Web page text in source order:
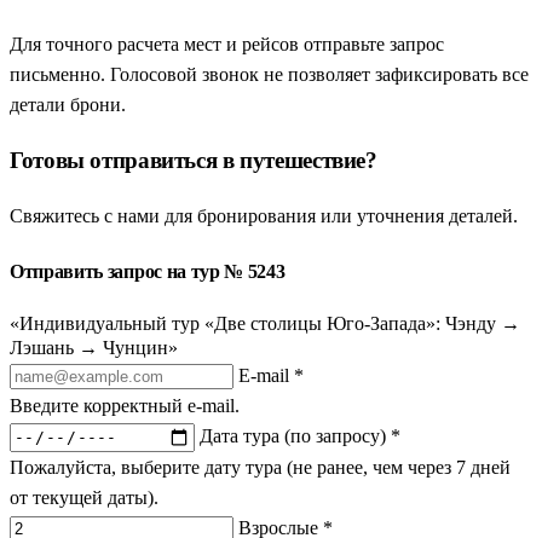
Для точного расчета мест и рейсов отправьте запрос
письменно. Голосовой звонок не позволяет зафиксировать все
детали брони.
Готовы отправиться в путешествие?
Свяжитесь с нами для бронирования или уточнения деталей.
Отправить запрос на тур № 5243
«Индивидуальный тур «Две столицы Юго-Запада»: Чэнду →
Лэшань → Чунцин»
E-mail *
Введите корректный e-mail.
Дата тура (по запросу) *
Пожалуйста, выберите дату тура (не ранее, чем через 7 дней
от текущей даты).
Взрослые *